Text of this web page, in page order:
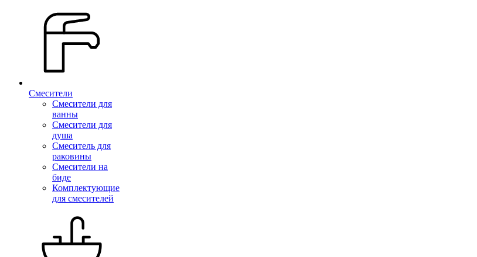
Смесители
Смесители для
ванны
Смесители для
душа
Смеситель для
раковины
Смесители на
биде
Комплектующие
для смесителей